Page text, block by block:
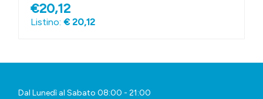
€20,12
Listino: € 20,12
Dal Lunedì al Sabato 08:00 - 21:00